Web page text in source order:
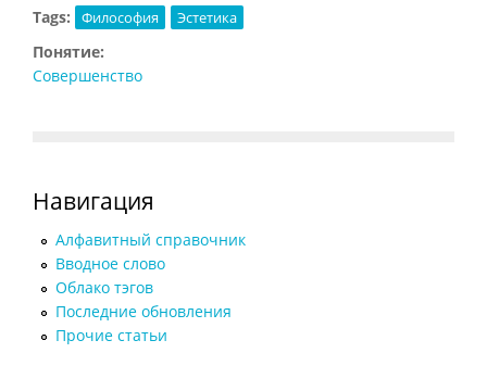
Tags: Философия Эстетика
Понятие:
Совершенство
Навигация
Алфавитный справочник
Вводное слово
Облако тэгов
Последние обновления
Прочие статьи